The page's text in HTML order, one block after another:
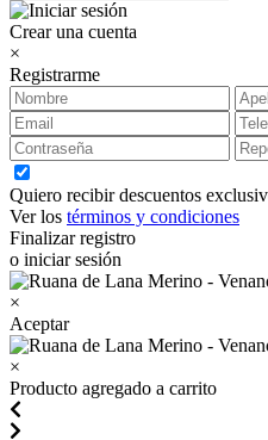
Crear una cuenta
×
Registrarme
Quiero recibir descuentos
Ver los términos y condiciones
Finalizar registro
o iniciar sesión
×
Aceptar
×
Producto agregado a carrito